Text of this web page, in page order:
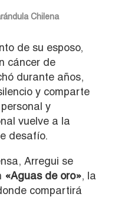
Chilena
de su esposo,
cáncer de
durante años,
y comparte
y
vuelve a la
desafío.
Arregui se
«Aguas de oro», la
compartirá